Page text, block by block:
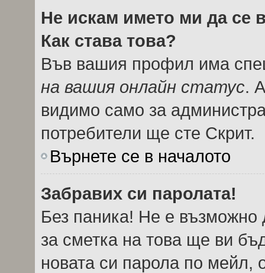
Не искам името ми да се
Как става това?
Във вашия профил има
на вашия онлайн статус.
видимо само за
потребители ще сте Скрит.
Върнете се в началото
Забравих си паролата!
Без паника! Не е възможно
за сметка на това ще ви
новата си парола по мейл,